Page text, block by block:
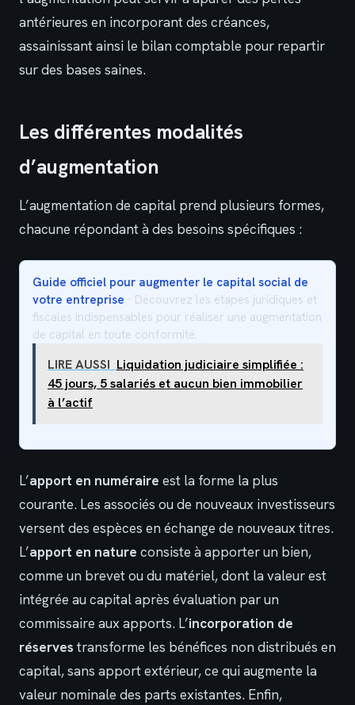
antérieures en incorporant des créances,
assainissant ainsi le bilan comptable pour repartir
sur des bases saines.
Les différentes modalités
d’augmentation
L’augmentation de capital prend plusieurs formes,
chacune répondant à des besoins spécifiques :
Guide officiel pour augmenter le capital social de
votre entreprise · Découvrez les étapes juridiques et
fiscales indispensables pour réaliser une augmentation
de capital en toute conformité.
LIRE AUSSI Liquidation judiciaire simplifiée :
45 jours, 5 salariés et aucun bien immobilier
à l’actif
L’apport en numéraire est la forme la plus
courante. Les associés ou de nouveaux investisseurs
versent des espèces en échange de nouveaux titres.
L’apport en nature consiste à apporter un bien,
comme un brevet ou du matériel, dont la valeur est
intégrée au capital après évaluation par un
commissaire aux apports. L’incorporation de
réserves transforme les bénéfices non distribués en
capital, sans apport extérieur, ce qui augmente la
valeur nominale des parts existantes. Enfin,